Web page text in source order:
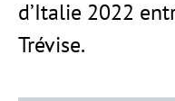
d’Italie 2022
Trévise.